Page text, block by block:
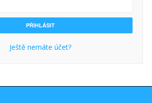
Ještě nemáte účet?